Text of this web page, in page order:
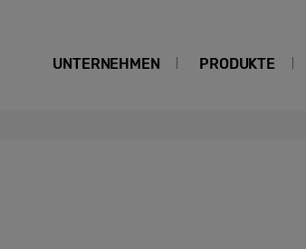
UNTERNEHMEN PRODUKTE